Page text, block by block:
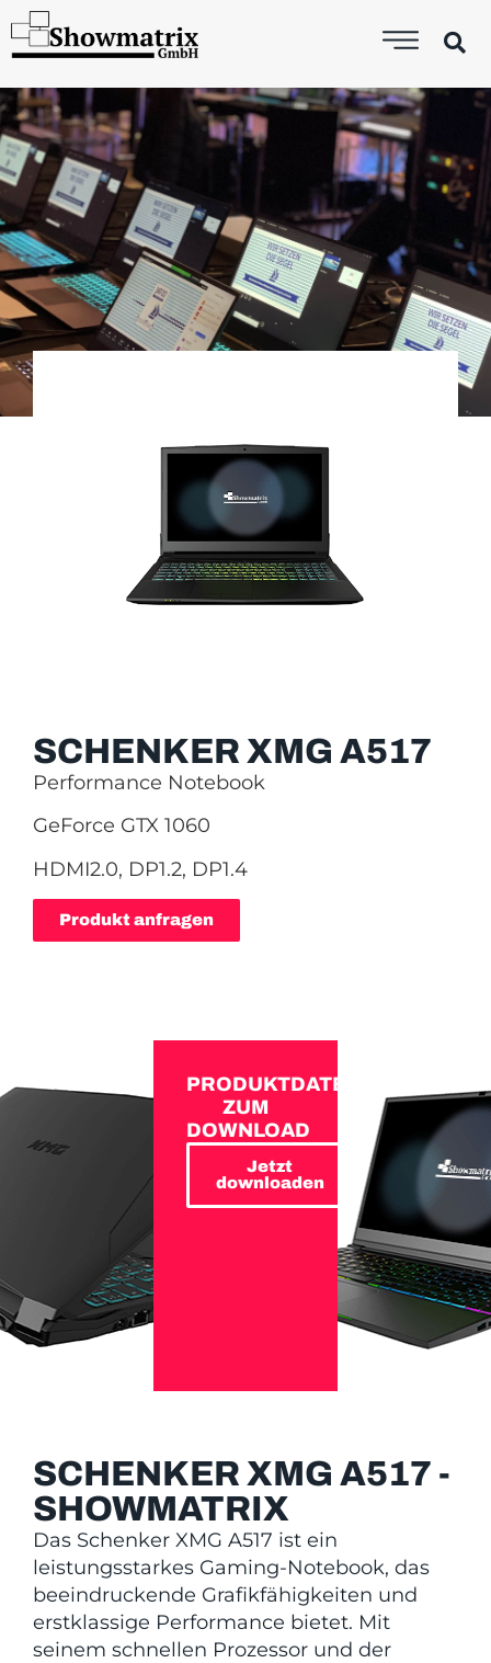
SCHENKER XMG A517
Performance Notebook
GeForce GTX 1060
HDMI2.0, DP1.2, DP1.4
Produkt anfragen
PRODUKTDATEN
ZUM
DOWNLOAD
Jetzt
downloaden
SCHENKER XMG A517 -
SHOWMATRIX
Das Schenker XMG A517 ist ein
leistungsstarkes Gaming-Notebook, das
beeindruckende Grafikfähigkeiten und
erstklassige Performance bietet. Mit
seinem schnellen Prozessor und der